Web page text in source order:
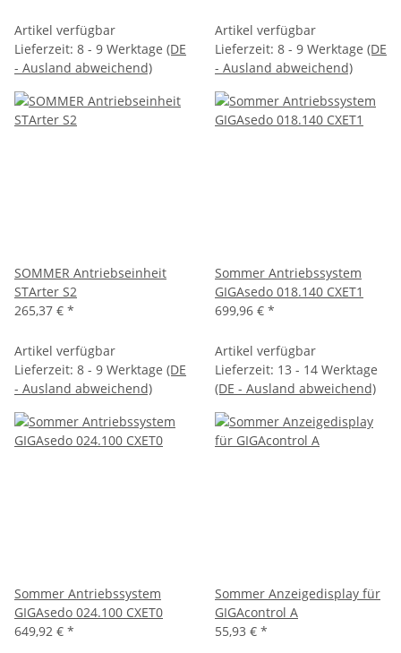
Artikel verfügbar
Lieferzeit: 8 - 9 Werktage (DE
- Ausland abweichend)
Artikel verfügbar
Lieferzeit: 8 - 9 Werktage (DE
- Ausland abweichend)
SOMMER Antriebseinheit
STArter S2
265,37 € *
Artikel verfügbar
Lieferzeit: 8 - 9 Werktage (DE
- Ausland abweichend)
Sommer Antriebssystem
GIGAsedo 018.140 CXET1
699,96 € *
Artikel verfügbar
Lieferzeit: 13 - 14 Werktage
(DE - Ausland abweichend)
Sommer Antriebssystem
GIGAsedo 024.100 CXET0
649,92 € *
Sommer Anzeigedisplay für
GIGAcontrol A
55,93 € *